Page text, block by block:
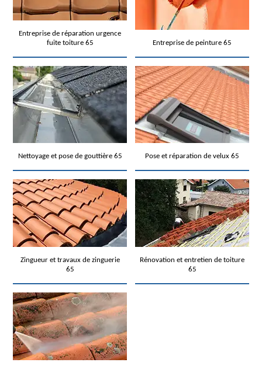
Entreprise de réparation urgence
fuite toiture 65
Entreprise de peinture 65
Nettoyage et pose de gouttière 65 Pose et réparation de velux 65
Zingueur et travaux de zinguerie
65
Rénovation et entretien de toiture
65